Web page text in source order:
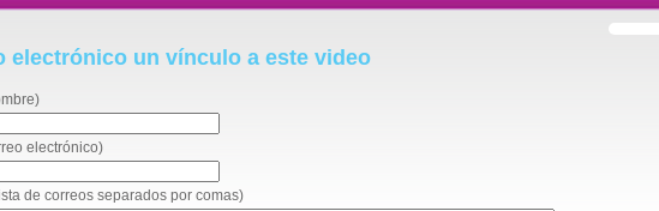
electrónico un vínculo a este video
electrónico)
de correos separados por comas)